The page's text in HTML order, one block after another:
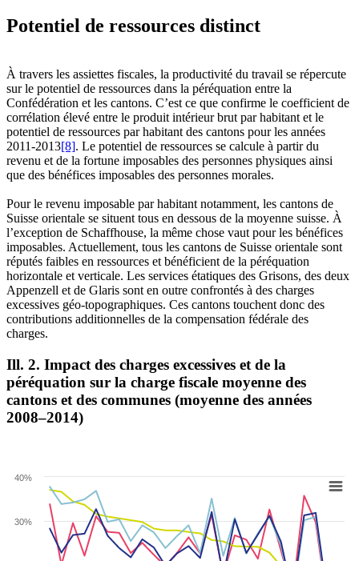
Potentiel de ressources distinct
À travers les assiettes fiscales, la productivité du travail se répercute
sur le potentiel de ressources dans la péréquation entre la
Confédération et les cantons. C’est ce que confirme le coefficient de
corrélation élevé entre le produit intérieur brut par habitant et le
potentiel de ressources par habitant des cantons pour les années
2011-2013[8]. Le potentiel de ressources se calcule à partir du
revenu et de la fortune imposables des personnes physiques ainsi
que des bénéfices imposables des personnes morales.
Pour le revenu imposable par habitant notamment, les cantons de
Suisse orientale se situent tous en dessous de la moyenne suisse. À
l’exception de Schaffhouse, la même chose vaut pour les bénéfices
imposables. Actuellement, tous les cantons de Suisse orientale sont
réputés faibles en ressources et bénéficient de la péréquation
horizontale et verticale. Les services étatiques des Grisons, des deux
Appenzell et de Glaris sont en outre confrontés à des charges
excessives géo-topographiques. Ces cantons touchent donc des
contributions additionnelles de la compensation fédérale des
charges.
Ill. 2. Impact des charges excessives et de la
péréquation sur la charge fiscale moyenne des
cantons et des communes (moyenne des années
2008–2014)
30%
40%